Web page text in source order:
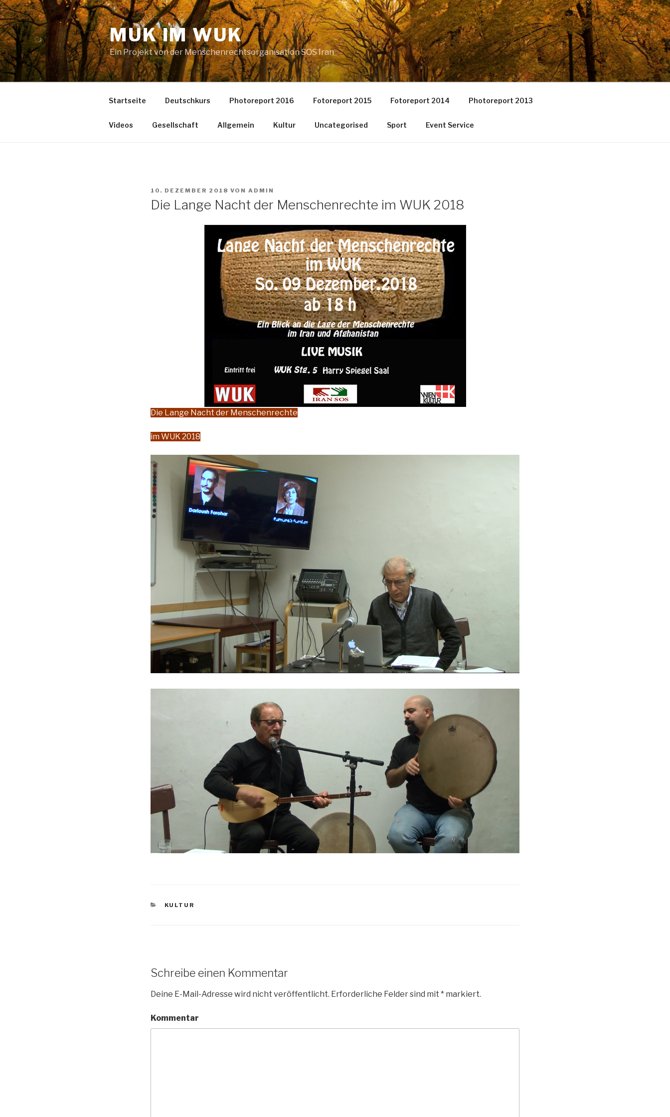
Zum
Inhalt
springen
MUK IM WUK
Ein Projekt von der Menschenrechtsorganisation SOS Iran
Startseite Deutschkurs Photoreport 2016 Fotoreport 2015 Fotoreport 2014 Photoreport 2013
Videos Gesellschaft Allgemein Kultur Uncategorised Sport Event Service
VERÖFFENTLICHT
10. DEZEMBER 2018 VON ADMIN
Die Lange Nacht der Menschenrechte im WUK 2018
Die Lange Nacht der Menschenrechte
im WUK 2018
KATEGORIEN
KULTUR
Schreibe einen Kommentar
Deine E-Mail-Adresse wird nicht veröffentlicht. Erforderliche Felder sind mit * markiert.
Kommentar